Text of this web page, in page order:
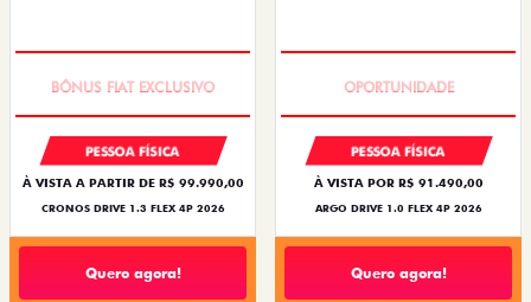
PESSOA FÍSICA
À VISTA A PARTIR DE R$ 99.990,00
CRONOS DRIVE 1.3 FLEX 4P 2026
Quero agora!
PESSOA FÍSICA
À VISTA POR R$ 91.490,00
ARGO DRIVE 1.0 FLEX 4P 2026
Quero agora!